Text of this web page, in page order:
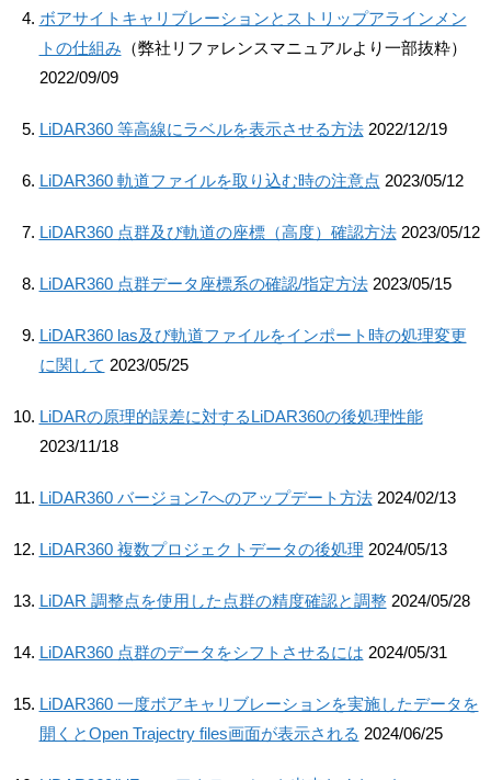
ボアサイトキャリブレーションとストリップアラインメン
トの仕組み （弊社リファレンスマニュアルより一部抜粋）
2022/09/09
LiDAR360 等高線にラベルを表示させる方法2022/12/19
LiDAR360 軌道ファイルを取り込む時の注意点 2023/05/12
LiDAR360 点群及び軌道の座標（高度）確認方法2023/05/12
LiDAR360 点群データ座標系の確認/指定方法2023/05/15
LiDAR360 las及び軌道ファイルをインポート時の処理変更
に関して 2023/05/25
LiDARの原理的誤差に対するLiDAR360の後処理性能
2023/11/18
LiDAR360 バージョン7へのアップデート方法2024/02/13
LiDAR360 複数プロジェクトデータの後処理 2024/05/13
LiDAR 調整点を使用した点群の精度確認と調整2024/05/28
LiDAR360 点群のデータをシフトさせるには 2024/05/31
LiDAR360 一度ボアキャリブレーションを実施したデータを
開くとOpen Trajectry files画面が表示される 2024/06/25